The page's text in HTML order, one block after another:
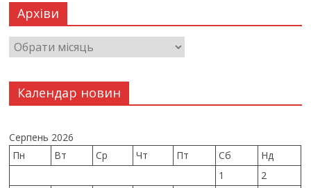
Архіви
Календар новин
Серпень 2026
Пн
Вт Ср Чт Пт Сб
Нд
1
2